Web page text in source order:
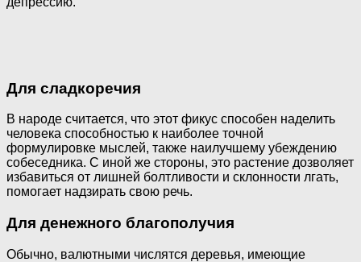
Для сладкоречия
В народе считается, что этот фикус способен наделить
человека способностью к наиболее точной
формулировке мыслей, также наилучшему убеждению
собеседника. С иной же стороны, это растение дозволяет
избавиться от лишней болтливости и склонности лгать,
помогает надзирать свою речь.
Для денежного благополучия
Обычно, валютными числятся деревья, имеющие